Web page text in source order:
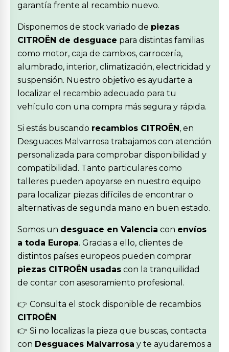
garantía frente al recambio nuevo.
Disponemos de stock variado de piezas
CITROËN de desguace para distintas familias
como motor, caja de cambios, carrocería,
alumbrado, interior, climatización, electricidad y
suspensión. Nuestro objetivo es ayudarte a
localizar el recambio adecuado para tu
vehículo con una compra más segura y rápida.
Si estás buscando recambios CITROËN, en
Desguaces Malvarrosa trabajamos con atención
personalizada para comprobar disponibilidad y
compatibilidad. Tanto particulares como
talleres pueden apoyarse en nuestro equipo
para localizar piezas difíciles de encontrar o
alternativas de segunda mano en buen estado.
Somos un desguace en Valencia con envíos
a toda Europa. Gracias a ello, clientes de
distintos países europeos pueden comprar
piezas CITROËN usadas con la tranquilidad
de contar con asesoramiento profesional.
👉 Consulta el stock disponible de recambios
CITROËN.
👉 Si no localizas la pieza que buscas, contacta
con Desguaces Malvarrosa y te ayudaremos a